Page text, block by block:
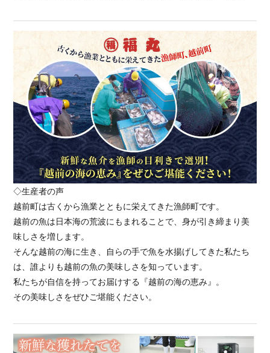
◇生産者の声
越前町は古くから漁業とともに栄えてきた漁師町です。
越前の魚は日本海の荒波にもまれることで、身が引き締まり美
味しさを増します。
そんな越前の海に生き、自らの手で魚を水揚げしてきた私たち
は、誰よりも越前の魚の美味しさを知っています。
私たちが自信を持ってお届けする『越前の海の恵み』。
その美味しさをぜひご堪能ください。